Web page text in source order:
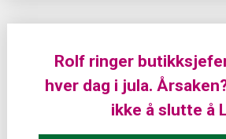
Rolf ringer
hver dag i jula.
ikke å slutte å